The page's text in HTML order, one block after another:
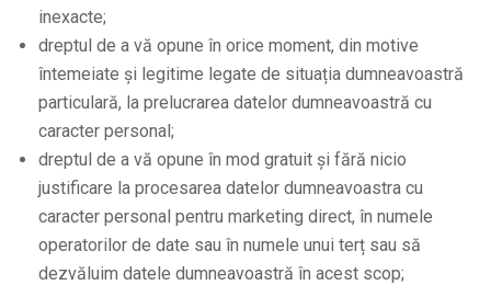
inexacte;
dreptul de a vă opune în orice moment, din motive
întemeiate și legitime legate de situația dumneavoastră
particulară, la prelucrarea datelor dumneavoastră cu
caracter personal;
dreptul de a vă opune în mod gratuit și fără nicio
justificare la procesarea datelor dumneavoastra cu
caracter personal pentru marketing direct, în numele
operatorilor de date sau în numele unui terț sau să
dezvăluim datele dumneavoastră în acest scop;